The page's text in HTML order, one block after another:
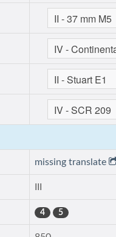
missing translate
4 5